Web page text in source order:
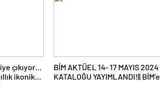
çıkıyor…
ikonik
BİM AKTÜEL 14- 17 MAYIS 2024
KATALOĞU YAYIMLANDI!|| BİM’e